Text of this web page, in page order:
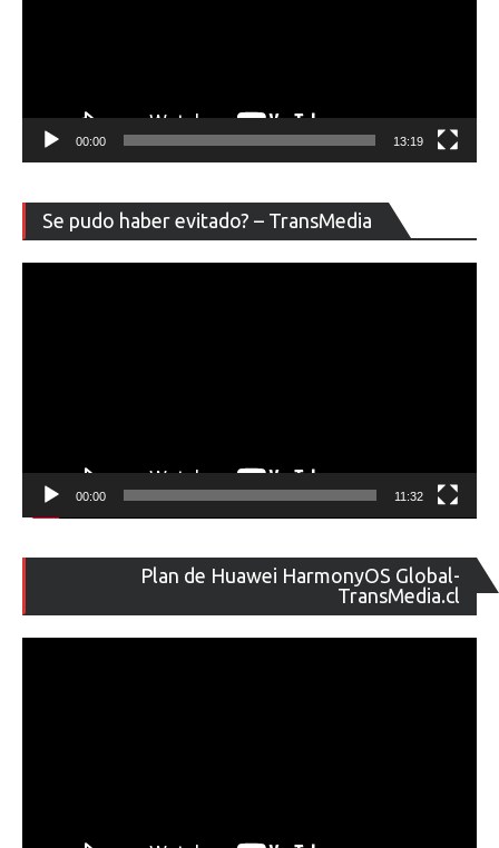
00:00 13:19
Se pudo haber evitado? – TransMedia
de
00:00 11:32
Plan de Huawei HarmonyOS Global-
TransMedia.cl
de